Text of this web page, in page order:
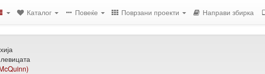
Каталог Повеќе Поврзани проекти Направи збирка